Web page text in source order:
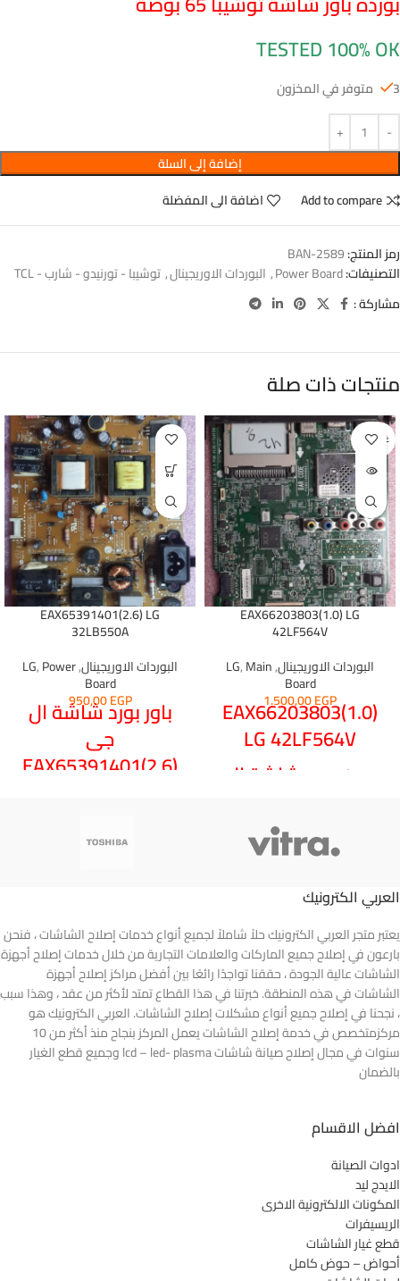
TESTED 100% OK
3 متوفر في المخزون
إضافة إلى السلة
Add to compare
اضافة الى المفضلة
رمز المنتج:BAN-2589
التصنيفات:Power Board
, البوردات الاوريجينال,توشيبا - تورنيدو - شارب - TCL
مشاركة :
منتجات ذات صلة
غير متوفر
EAX66203803(1.0) LG
42LF564V
البوردات الاوريجينال,
LG,Main
Board
1.500,00EGP
EAX66203803(1.0)
LG 42LF564V
مين بورد شاشة ال
100% TESTED OK
EAX65391401(2.6) LG
32LB550A
البوردات الاوريجينال,
LG,Power
Board
950,00EGP
باور بورد شاشة ال
جى
EAX65391401(2.6)
العربي الكترونيك
يعتبر متجر العربي الكترونيك حلاً شاملاً لجميع أنواع خدمات إصلاح الشاشات ، فنحن
بارعون في إصلاح جميع الماركات والعلامات التجارية من خلال خدمات إصلاح أجهزة
الشاشات عالية الجودة ، حققنا تواجدًا رائعًا بين أفضل مراكز إصلاح أجهزة
الشاشات في هذه المنطقة. خبرتنا في هذا القطاع تمتد لأكثر من عقد ، وهذا سبب
، نجحنا في إصلاح جميع أنواع مشكلات إصلاح الشاشات. العربي الكترونيك هو
مركزمتخصص في خدمة إصلاح الشاشات يعمل المركز بنجاح منذ أكثر من 10
سنوات في مجال إصلاح صيانة شاشات lcd – led- plasma وجميع قطع الغيار
بالضمان
افضل الاقسام
ادوات الصيانة
الايدج ليد
المكونات الالكترونية الاخرى
الريسيفرات
قطع غيار الشاشات
أحواض – حوض كامل